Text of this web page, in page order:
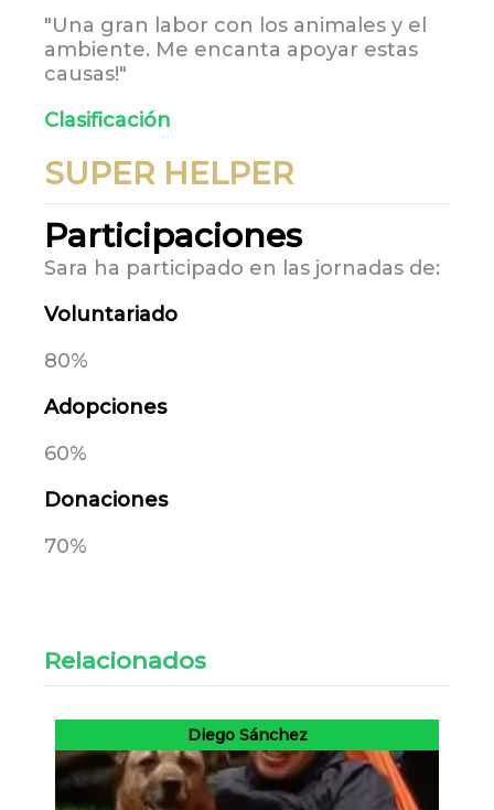
"Una gran labor con los animales y el
ambiente. Me encanta apoyar estas
causas!"
Clasificación
SUPER HELPER
Participaciones
Sara ha participado en las jornadas de:
Voluntariado
80%
Adopciones
60%
Donaciones
70%
Relacionados
Diego Sánchez